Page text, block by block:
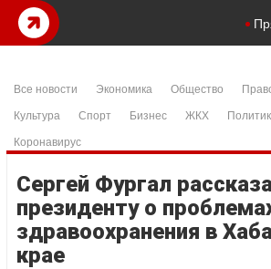
Все новости Экономика Общество
Культура
Спорт Бизнес ЖКХ
Коронавирус
Сергей Фургал
президенту о
здравоохранения в
крае